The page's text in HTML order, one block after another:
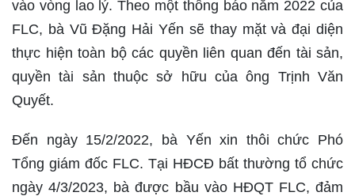
vào vòng lao lý. Theo một thông báo năm 2022 của
FLC, bà Vũ Đặng Hải Yến sẽ thay mặt và đại diện
thực hiện toàn bộ các quyền liên quan đến tài sản,
quyền tài sản thuộc sở hữu của ông Trịnh Văn
Quyết.
Đến ngày 15/2/2022, bà Yến xin thôi chức Phó
Tổng giám đốc FLC. Tại HĐCĐ bất thường tổ chức
ngày 4/3/2023, bà được bầu vào HĐQT FLC, đảm